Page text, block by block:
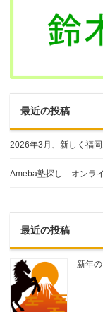
最近の投稿
2026年3月、新しく福
Ameba塾探し オンラ
最近の投稿
新年